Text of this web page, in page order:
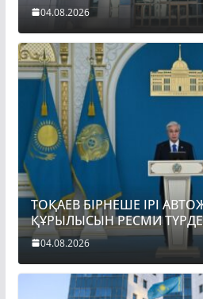
04.08.2026
ТОҚАЕВ БІРНЕШЕ ІРІ
ҚҰРЫЛЫСЫН РЕСМИ ТҮРДЕ
04.08.2026